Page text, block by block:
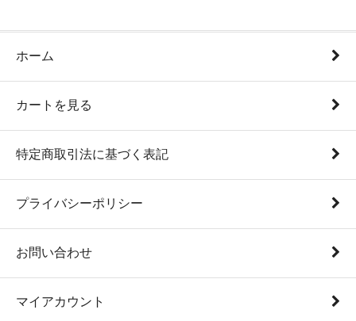
ホーム
カートを見る
特定商取引法に基づく表記
プライバシーポリシー
お問い合わせ
マイアカウント